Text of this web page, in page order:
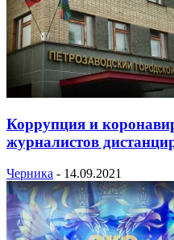
Коррупция и
журналистов
Черника - 14.09.2021